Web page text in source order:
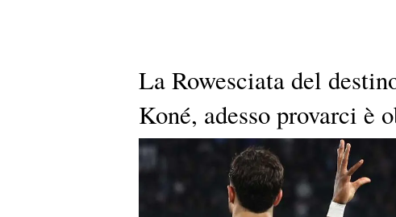
La Rowesciata del
Koné, adesso provarci è